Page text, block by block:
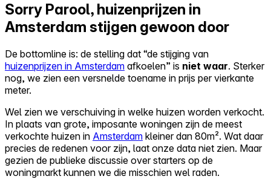
Sorry Parool, huizenprijzen in
Amsterdam stijgen gewoon door
De bottomline is: de stelling dat “de stijging van
huizenprijzen in Amsterdam afkoelen” is niet waar. Sterker
nog, we zien een versnelde toename in prijs per vierkante
meter.
Wel zien we verschuiving in welke huizen worden verkocht.
In plaats van grote, imposante woningen zijn de meest
verkochte huizen in Amsterdam kleiner dan 80m². Wat daar
precies de redenen voor zijn, laat onze data niet zien. Maar
gezien de publieke discussie over starters op de
woningmarkt kunnen we die misschien wel raden.